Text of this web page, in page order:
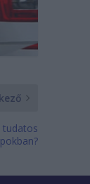
tudatos